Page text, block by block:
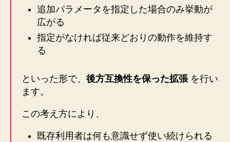
追加パラメータを指定した場合のみ挙動が
広がる
指定がなければ従来どおりの動作を維持す
る
といった形で、 後方互換性を保った拡張を行い
ます。
この考え方により、
既存利用者は何も意識せず使い続けられる